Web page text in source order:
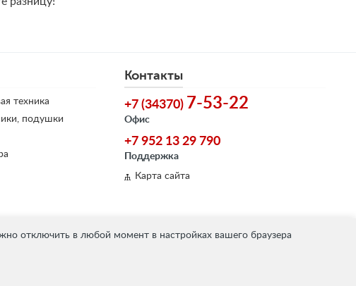
отключить в любой момент в настройках вашего браузера
Контакты
+7 (34370) 7-53-22
Офис
+7 952 13 29 790
Поддержка
Карта сайта
техника
подушки